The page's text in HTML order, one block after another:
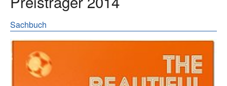
Sachbuch